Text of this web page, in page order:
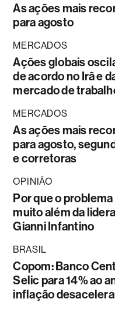
As ações mais
para agosto
MERCADOS
Ações globais
de acordo no Irã e
mercado de
MERCADOS
As ações mais
para agosto,
e corretoras
OPINIÃO
Por que o problema
muito além da
Gianni Infantino
BRASIL
Copom: Banco
Selic para 14% ao
inflação